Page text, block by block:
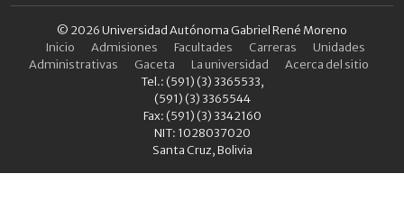
© 2026 Universidad Autónoma Gabriel René Moreno
Inicio
Admisiones Facultades Carreras
Unidades
Administrativas
Gaceta La universidad
Acerca del sitio
Tel.: (591) (3) 3365533,
(591) (3) 3365544
Fax: (591) (3) 3342160
NIT: 1028037020
Santa Cruz, Bolivia